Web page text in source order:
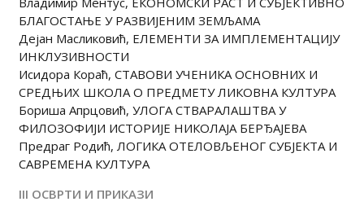
БЛАГОСТАЊЕ У РАЗВИЈЕНИМ ЗЕМЉАМА
Дејан Масликовић, ЕЛЕМЕНТИ ЗА ИМПЛЕМЕНТАЦИЈУ
ИНКЛУЗИВНОСТИ
Исидора Кораћ, СТАВОВИ УЧЕНИКА ОСНОВНИХ И
СРЕДЊИХ ШКОЛА О ПРЕДМЕТУ ЛИКОВНА КУЛТУРА
Бориша Апрцовић, УЛОГА СТВАРАЛАШТВА У
ФИЛОЗОФИЈИ ИСТОРИЈЕ НИКОЛАЈА БЕРЂАЈЕВА
Предраг Родић, ЛОГИКА ОТЕЛОВЉЕНОГ СУБЈЕКТА И
САВРЕМЕНА КУЛТУРА
III ОСВРТИ И ПРИКАЗИ